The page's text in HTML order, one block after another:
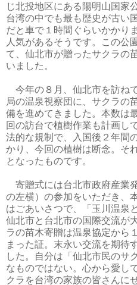
じ北投地区にある陽明山国家
台湾の中でも最も歴史が古い
だと車で１時間ぐらいかかり
人気があるそうです。この公
て、仙北市が贈ったサクラの
いました。
今年の８月、仙北市を訪ね
局の温泉視察団に、サクラの
備を進めてきました。本数は
回の訪台で植樹作業も計画し
法的な規制で、入国後２年間
かり、今回の植樹は断念。そ
となったものです。
寄贈式には台北市政府産業
の左横）の参加をいただき、
はごあいさつで、「玉川温泉
仙北市と台北市の国際交流が
ラの苗木寄贈は温泉協定から
まった証。末永い交流を期待
した。自分は「仙北市民のサ
なものではない。心から愛し
クラを台湾の家族の皆さんに